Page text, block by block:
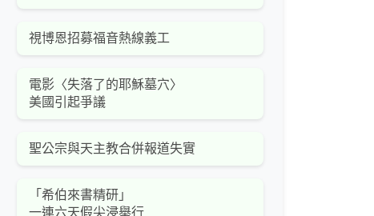
視博恩招募福音熱線義工
電影〈失落了的耶穌墓穴〉
美國引起爭議
聖公宗與天主教合併報道失實
「希伯來書精研」
一連六天假尖浸舉行